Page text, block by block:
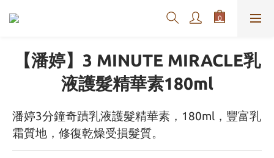
【潘婷】3 MINUTE MIRACLE乳
液護髮精華素180ml
潘婷3分鐘奇蹟乳液護髮精華素，180ml，豐富乳
霜質地，修復乾燥受損髮質。